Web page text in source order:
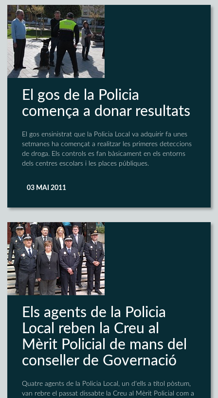
El gos de la Policia
comença a donar resultats
El gos ensinistrat que la Policia Local va adquirir fa unes
setmanes ha començat a realitzar les primeres deteccions
de droga. Els controls es fan bàsicament en els entorns
dels centres escolars i les places públiques.
03 MAI 2011
Els agents de la Policia
Local reben la Creu al
Mèrit Policial de mans del
conseller de Governació
Quatre agents de la Policia Local, un d'ells a títol pòstum,
van rebre el passat dissabte la Creu al Mèrit Policial com a